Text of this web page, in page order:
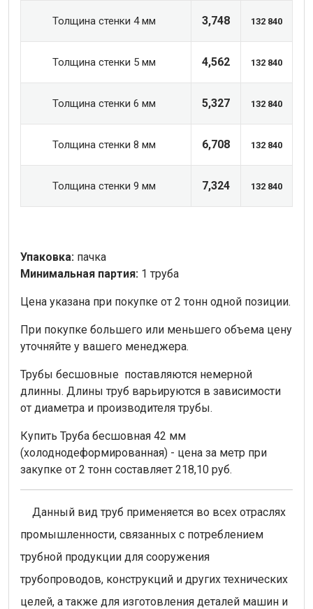
Толщина стенки 4 мм 3,748 132 840
Толщина стенки 5 мм 4,562 132 840
Толщина стенки 6 мм 5,327 132 840
Толщина стенки 8 мм 6,708 132 840
Толщина стенки 9 мм 7,324 132 840
Упаковка: пачка
Минимальная партия: 1 труба
Цена указана при покупке от 2 тонн одной позиции.
При покупке большего или меньшего объема цену
уточняйте у вашего менеджера.
Трубы бесшовные поставляются немерной
длинны. Длины труб варьируются в зависимости
от диаметра и производителя трубы.
Купить Труба бесшовная 42 мм
(холоднодеформированная) - цена за метр при
закупке от 2 тонн составляет 218,10 руб.
Данный вид труб применяется во всех отраслях
промышленности, связанных с потреблением
трубной продукции для сооружения
трубопроводов, конструкций и других технических
целей, а также для изготовления деталей машин и